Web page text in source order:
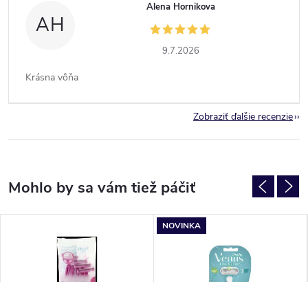
NOVINKA
AH
Alena Hornikova
9.7.2026
Krásna vôňa
Zobraziť ďalšie recenzie